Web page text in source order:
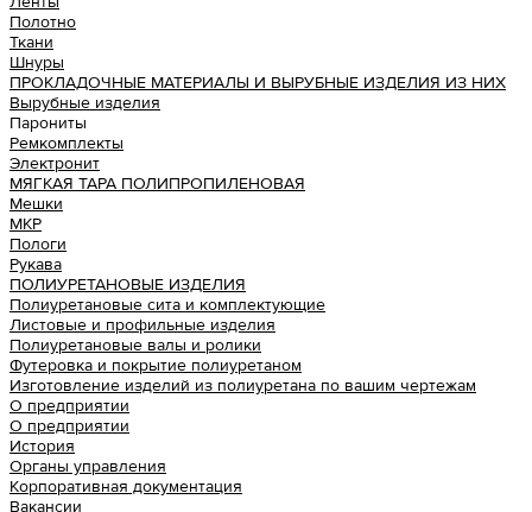
Полотно
Ткани
Шнуры
ПРОКЛАДОЧНЫЕ МАТЕРИАЛЫ И ВЫРУБНЫЕ ИЗДЕЛИЯ ИЗ НИХ
Вырубные изделия
Парониты
Ремкомплекты
Электронит
МЯГКАЯ ТАРА ПОЛИПРОПИЛЕНОВАЯ
Мешки
МКР
Пологи
Рукава
ПОЛИУРЕТАНОВЫЕ ИЗДЕЛИЯ
Полиуретановые сита и комплектующие
Листовые и профильные изделия
Полиуретановые валы и ролики
Футеровка и покрытие полиуретаном
Изготовление изделий из полиуретана по вашим чертежам
О предприятии
О предприятии
История
Органы управления
Корпоративная документация
Вакансии